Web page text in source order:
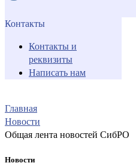
Контакты
Контакты и
реквизиты
Написать нам
Главная
Новости
Общая лента новостей СибРО
Новости